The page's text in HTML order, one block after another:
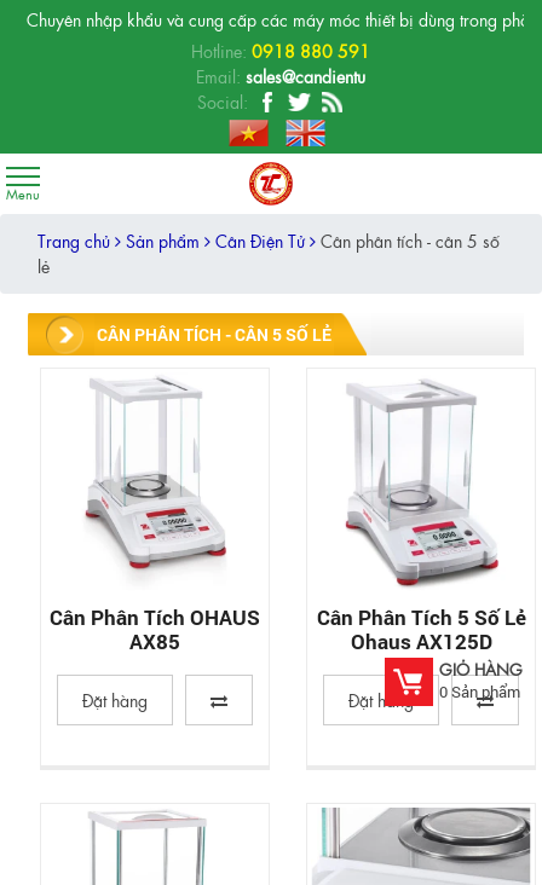
nhập khẩu và cung cấp các máy móc thiết bị dùng trong phòng thí
Hotline:0918 880 591
Email:sales@candientu
Social:
GIỎ HÀNG
0Sản phẩm
Trang chủ Sản phẩm Cân Điện Tử
Cân phân tích - cân 5 số
lẻ
CÂN PHÂN TÍCH - CÂN 5 SỐ LẺ
Cân Phân Tích OHAUS
AX85
Đặt hàng
Cân Phân Tích 5 Số Lẻ
Ohaus AX125D
Đặt hàng